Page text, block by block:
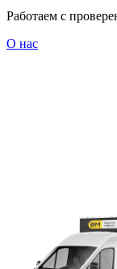
Работаем с
О нас